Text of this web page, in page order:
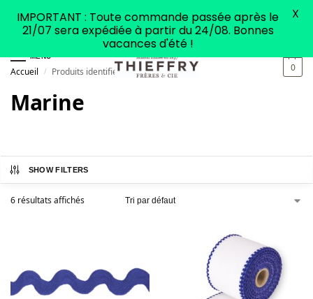
MENU
0
Accueil / Produits identifiés “Marine”
Marine
SHOW FILTERS
6 résultats affichés
IMPORTANT : Toute commande passée après le
21/07 sera expédiée à partir du 24/08. Bonnes
vacances d'été !
X